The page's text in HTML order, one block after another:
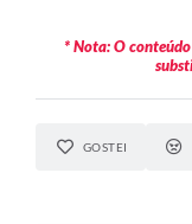
* Nota: O
GOSTEI